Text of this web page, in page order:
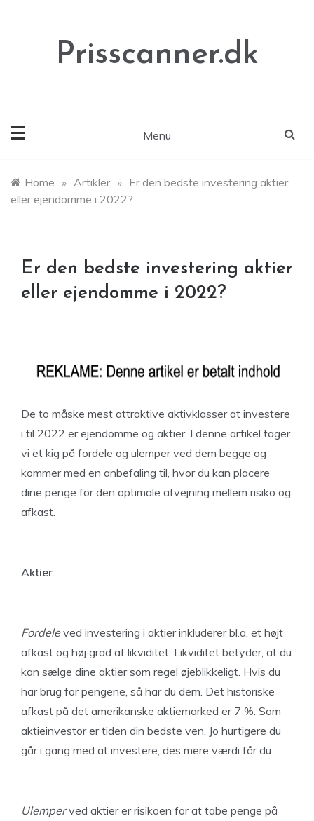
Prisscanner.dk
Menu
Home » Artikler » Er den bedste investering aktier
eller ejendomme i 2022?
Er den bedste investering aktier
eller ejendomme i 2022?
De to måske mest attraktive aktivklasser at investere
i til 2022 er ejendomme og aktier. I denne artikel tager
vi et kig på fordele og ulemper ved dem begge og
kommer med en anbefaling til, hvor du kan placere
dine penge for den optimale afvejning mellem risiko og
afkast.
Aktier
Fordeleved investering i aktier inkluderer bl.a. et højt
afkast og høj grad af likviditet. Likviditet betyder, at du
kan sælge dine aktier som regel øjeblikkeligt. Hvis du
har brug for pengene, så har du dem. Det historiske
afkast på det amerikanske aktiemarked er 7 %. Som
aktieinvestor er tiden din bedste ven. Jo hurtigere du
går i gang med at investere, des mere værdi får du.
Ulemperved aktier er risikoen for at tabe penge på